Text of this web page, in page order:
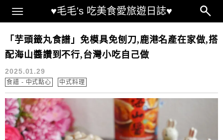
♥毛毛's 吃美食愛旅遊日誌♥
Main Menu
台灣人生活在法國
「芋頭籤丸食譜」免模具免刨刀,鹿港名產在家做,搭
配海山醬讚到不行,台灣小吃自己做
2025.01.29
食譜 - 中式點心 中式料理